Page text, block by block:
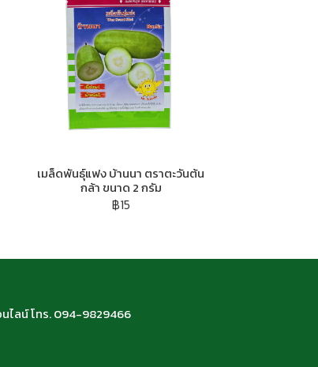
เมล็ดพันธ์ุแฟง บ้านนา ตราตะวันต้น
กล้า ขนาด 2 กรัม
฿15
ไลน์ โทร. 094-9829466